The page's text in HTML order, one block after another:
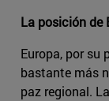
La posición de
Europa, por su
bastante más
paz regional.